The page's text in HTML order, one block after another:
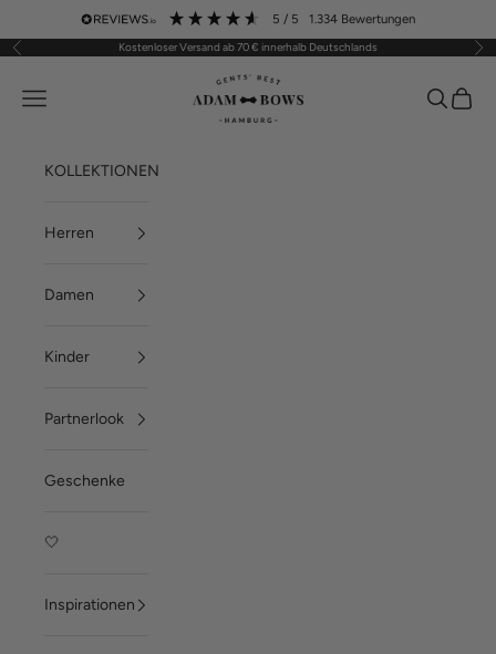
Zum Inhalt springen 5 / 5 1.334 Bewertungen
Zurück Kostenloser Versand ab 70 € innerhalb Deutschlands Vor
ADAM BOWS
Menü Suchen
KOLLEKTIONEN
Herren
Damen
Kinder
Partnerlook
Geschenke
🤍
Inspirationen